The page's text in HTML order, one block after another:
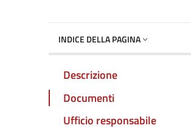
INDICE DELLA PAGINA
Descrizione
Documenti
Ufficio responsabile